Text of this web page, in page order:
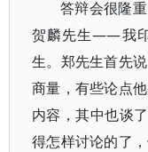
答辩会很隆
贺麟先生——我
生。郑先生首先
商量，有些论点
内容，其中也谈
得怎样讨论的了